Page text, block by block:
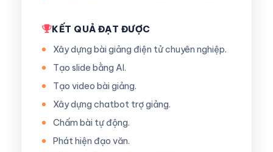
KẾT QUẢ ĐẠT ĐƯỢC
Xây dựng bài giảng điện tử chuyên nghiệp.
Tạo slide bằng AI.
Tạo video bài giảng.
Xây dựng chatbot trợ giảng.
Chấm bài tự động.
Phát hiện đạo văn.